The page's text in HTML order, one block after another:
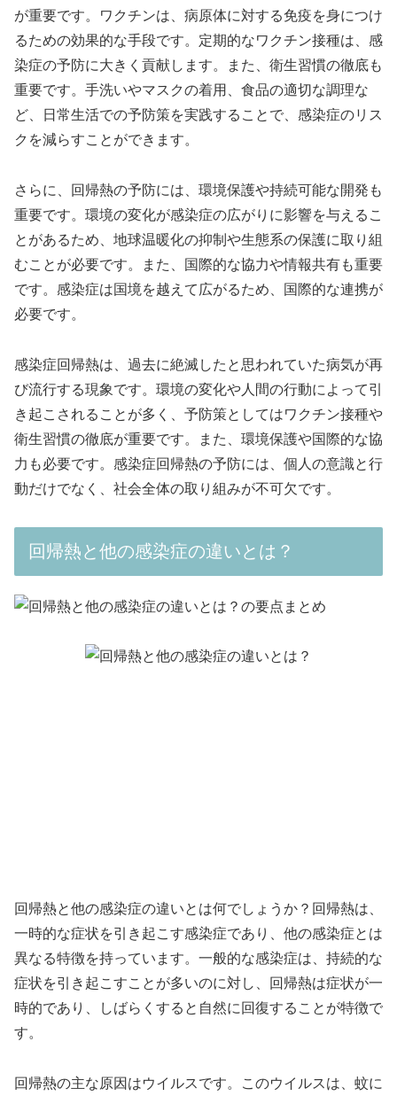
が重要です。ワクチンは、病原体に対する免疫を身につけ
るための効果的な手段です。定期的なワクチン接種は、感
染症の予防に大きく貢献します。また、衛生習慣の徹底も
重要です。手洗いやマスクの着用、食品の適切な調理な
ど、日常生活での予防策を実践することで、感染症のリス
クを減らすことができます。
さらに、回帰熱の予防には、環境保護や持続可能な開発も
重要です。環境の変化が感染症の広がりに影響を与えるこ
とがあるため、地球温暖化の抑制や生態系の保護に取り組
むことが必要です。また、国際的な協力や情報共有も重要
です。感染症は国境を越えて広がるため、国際的な連携が
必要です。
感染症回帰熱は、過去に絶滅したと思われていた病気が再
び流行する現象です。環境の変化や人間の行動によって引
き起こされることが多く、予防策としてはワクチン接種や
衛生習慣の徹底が重要です。また、環境保護や国際的な協
力も必要です。感染症回帰熱の予防には、個人の意識と行
動だけでなく、社会全体の取り組みが不可欠です。
回帰熱と他の感染症の違いとは？
回帰熱と他の感染症の違いとは何でしょうか？回帰熱は、
一時的な症状を引き起こす感染症であり、他の感染症とは
異なる特徴を持っています。一般的な感染症は、持続的な
症状を引き起こすことが多いのに対し、回帰熱は症状が一
時的であり、しばらくすると自然に回復することが特徴で
す。
回帰熱の主な原因はウイルスです。このウイルスは、蚊に